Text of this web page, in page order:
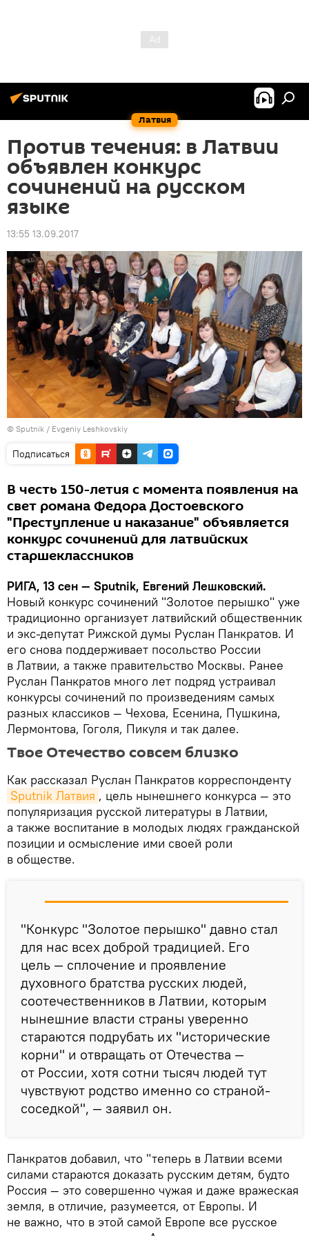
Латвия
Против течения: в Латвии
объявлен конкурс
сочинений на русском
языке
13:55 13.09.2017
© Sputnik / Evgeniy Leshkovskiy
Подписаться
В честь 150-летия с момента появления на
свет романа Федора Достоевского
"Преступление и наказание" объявляется
конкурс сочинений для латвийских
старшеклассников
РИГА, 13 сен — Sputnik, Евгений Лешковский.
Новый конкурс сочинений "Золотое перышко" уже
традиционно организует латвийский общественник
и экс-депутат Рижской думы Руслан Панкратов. И
его снова поддерживает посольство России
в Латвии, а также правительство Москвы. Ранее
Руслан Панкратов много лет подряд устраивал
конкурсы сочинений по произведениям самых
разных классиков — Чехова, Есенина, Пушкина,
Лермонтова, Гоголя, Пикуля и так далее.
Твое Отечество совсем близко
Как рассказал Руслан Панкратов корреспонденту
Sputnik Латвия , цель нынешнего конкурса — это
популяризация русской литературы в Латвии,
а также воспитание в молодых людях гражданской
позиции и осмысление ими своей роли
в обществе.
"Конкурс "Золотое перышко" давно стал
для нас всех доброй традицией. Его
цель — сплочение и проявление
духовного братства русских людей,
соотечественников в Латвии, которым
нынешние власти страны уверенно
стараются подрубать их "исторические
корни" и отвращать от Отечества —
от России, хотя сотни тысяч людей тут
чувствуют родство именно со страной-
соседкой", — заявил он.
Панкратов добавил, что "теперь в Латвии всеми
силами стараются доказать русским детям, будто
Россия — это совершенно чужая и даже вражеская
земля, в отличие, разумеется, от Европы. И
не важно, что в этой самой Европе все русское